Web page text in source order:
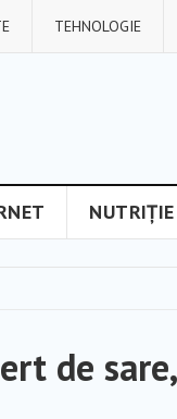
TEHNOLOGIE
NUTRIȚIE
de sare,